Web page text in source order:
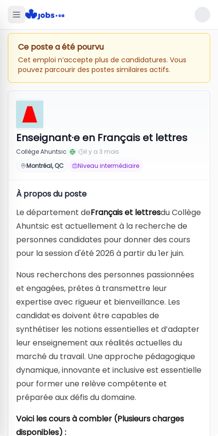
Ce poste a été pourvu
Cet emploi n’accepte plus de candidatures. Vous
pouvez parcourir des postes similaires actifs.
Enseignant·e en Français et lettres
Collège Ahuntsic
il y a 3 mois
Montréal, QC
Niveau intermédiaire
À propos du poste
Le département deFrançais et lettresdu Collège
Ahuntsic est actuellement à la recherche de
personnes candidates pour donner des cours
pour la session d'été 2026 à partir du 1er juin.
Nous recherchons des personnes passionnées
et engagées, prêtes à transmettre leur
expertise avec rigueur et bienveillance. Les
candidat·es doivent être capables de
synthétiser les notions essentielles et d’adapter
leur enseignement aux réalités actuelles du
marché du travail. Une approche pédagogique
dynamique, innovante et inclusive est essentielle
pour former une relève compétente et
préparée aux défis du domaine.
Voici les cours à combler (Plusieurs charges
disponibles) :